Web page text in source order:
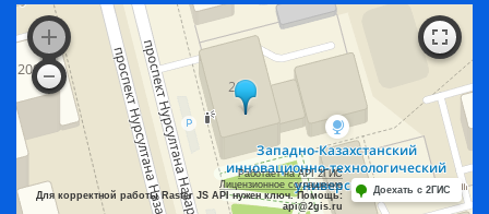
Работает на API 2ГИС
Лицензионное соглашение
Для корректной работы Raster JS API нужен ключ. Помощь:
api@2gis.ru
Доехать с 2ГИС